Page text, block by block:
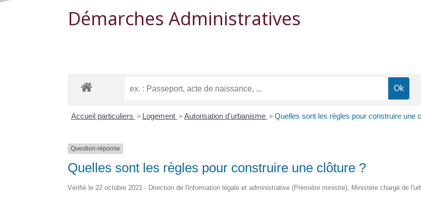
Démarches Administratives
Accueil particuliers > Logement > Autorisation d'urbanisme > Quelles sont les règles pour construire une
Question-réponse
Quelles sont les règles pour construire une clôture ?
Vérifié le 22 octobre 2021 - Direction de l'information légale et administrative (Première ministre), Ministère chargé de